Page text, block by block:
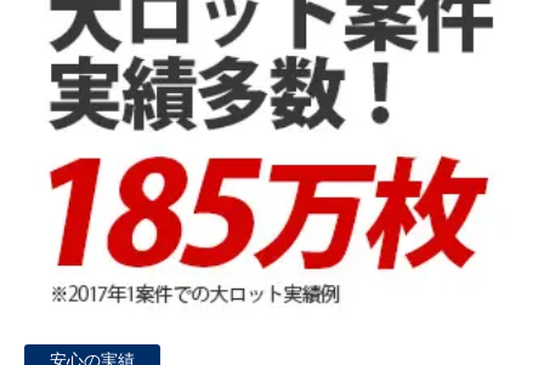
安心の実績